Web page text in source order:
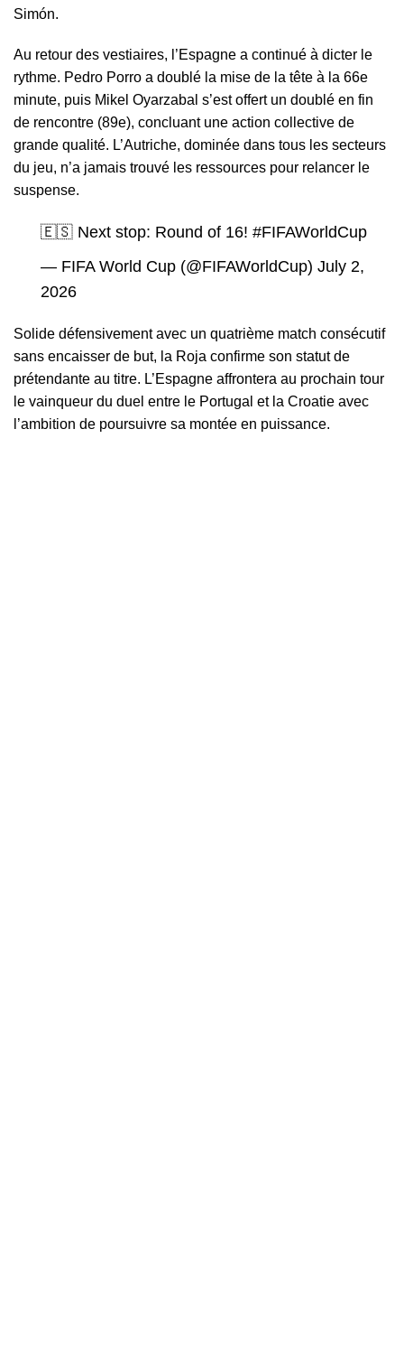
Simón.
Au retour des vestiaires, l’Espagne a continué à dicter le
rythme. Pedro Porro a doublé la mise de la tête à la 66e
minute, puis Mikel Oyarzabal s’est offert un doublé en fin
de rencontre (89e), concluant une action collective de
grande qualité. L’Autriche, dominée dans tous les secteurs
du jeu, n’a jamais trouvé les ressources pour relancer le
suspense.
🇪🇸 Next stop: Round of 16! #FIFAWorldCup
— FIFA World Cup (@FIFAWorldCup) July 2,
2026
Solide défensivement avec un quatrième match consécutif
sans encaisser de but, la Roja confirme son statut de
prétendante au titre. L’Espagne affrontera au prochain tour
le vainqueur du duel entre le Portugal et la Croatie avec
l’ambition de poursuivre sa montée en puissance.